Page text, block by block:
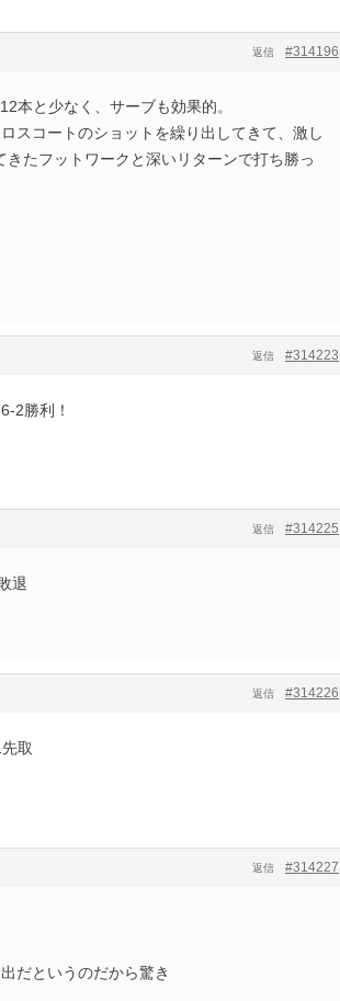
#314196
返信
本と少なく、サーブも効果的。
スコートのショットを繰り出してきて、激し
たフットワークと深いリターンで打ち勝っ
#314223
返信
2勝利！
#314225
返信
退
#314226
返信
取
#314227
返信
だというのだから驚き